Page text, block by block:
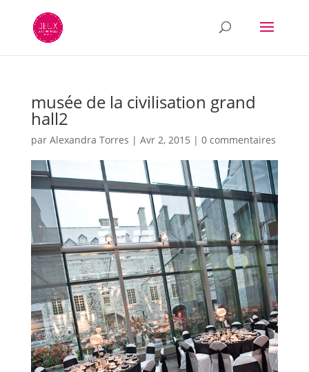
musée de la civilisation grand
hall2
par Alexandra Torres | Avr 2, 2015 | 0 commentaires